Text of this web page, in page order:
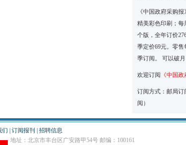
《中国政府采购
精美彩色印刷；每
个版，全年订价
季定价69元。零
季订阅。 可以破月
欢迎订阅 《中国
订阅方式：邮局
阅）
们 订阅报刊
招聘信息
地址：北京市丰台区广安路甲54号 邮编：100161